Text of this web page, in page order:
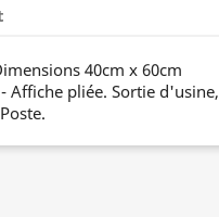
40cm x 60cm
Affiche pliée. Sortie d'usine,